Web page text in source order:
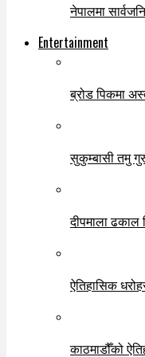
नेपालमा
Entertainment
ब्रोड पिकमा
सुकुम्बासी तमु
दीपमाला ढकाल
ऐतिहासिक
काठमाडौँको